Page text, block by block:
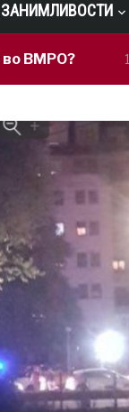
ЗАНИМЛИВОСТИ
15 hours ago